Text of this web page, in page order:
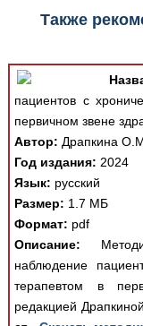
Также
пациентов с
первичном звене
Автор: Драпкина
Год издания: 2024
Язык: русский
Размер: 1.7 МБ
Формат: pdf
Описание:
наблюдение
терапевтом в
редакцией